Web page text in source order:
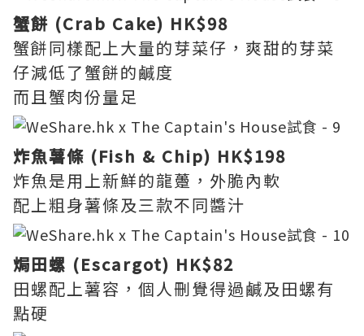
蟹餅 (Crab Cake) HK$98
蟹餅同樣配上大量的芽菜仔，爽甜的芽菜
仔減低了蟹餅的鹹度
而且蟹肉份量足
炸魚薯條 (Fish & Chip) HK$198
炸魚是用上新鮮的龍躉，外脆內軟
配上粗身薯條及三款不同醬汁
焗田螺 (Escargot) HK$82
田螺配上薯容，個人刪覺得過鹹及田螺有
點硬